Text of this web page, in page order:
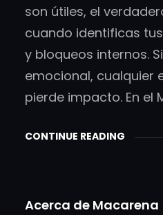
son útiles, el
cuando identificas
y bloqueos internos.
emocional, cualquier
pierde impacto. En el
CONTINUE READING
Acerca de Macarena